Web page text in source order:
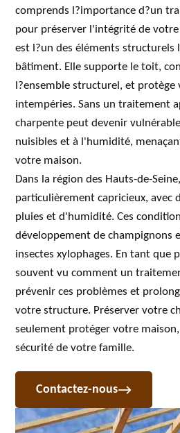
comprends l?importance d?un
pour préserver l'intégrité de
est l?un des éléments structurels
bâtiment. Elle supporte le toit,
l?ensemble structurel, et protège
intempéries. Sans un traitement
charpente peut devenir
nuisibles et à l'humidité,
votre maison.
Dans la région des Hauts-de-
particulièrement capricieux, avec
pluies et d'humidité. Ces
développement de champignons
insectes xylophages. En tant que
souvent vu comment un
prévenir ces problèmes et
votre structure. Préserver votre
seulement protéger votre
sécurité de votre famille.
Contactez-nous